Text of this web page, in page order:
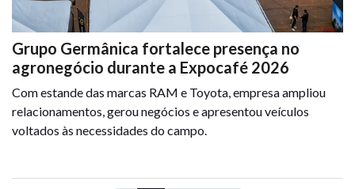
Grupo Germânica fortalece presença no
agronegócio durante a Expocafé 2026
Com estande das marcas RAM e Toyota, empresa ampliou
relacionamentos, gerou negócios e apresentou veículos
voltados às necessidades do campo.